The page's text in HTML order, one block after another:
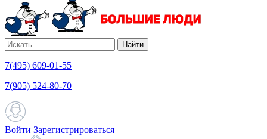
Найти
7(495) 609-01-55
7(905) 524-80-70
Войти Зарегистрироваться